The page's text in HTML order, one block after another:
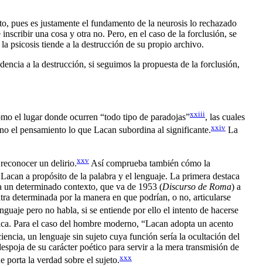
pues es justamente el fundamento de la neurosis lo rechazado
una cosa y otra no. Pero, en el caso de la forclusión, se
psicosis tiende a la destrucción de su propio archivo.
a la destrucción, si seguimos la propuesta de la forclusión,
el lugar donde ocurren “todo tipo de paradojas”xxiii, las cuales
el pensamiento lo que Lacan subordina al significante.xxiv La
un delirio.xxv Así comprueba también cómo la
a propósito de la palabra y el lenguaje. La primera destaca
un determinado contexto, que va de 1953 (Discurso de Roma) a
determinada por la manera en que podrían, o no, articularse
pero no habla, si se entiende por ello el intento de hacerse
Para el caso del hombre moderno, “Lacan adopta un acento
un lenguaje sin sujeto cuya función sería la ocultación del
de su carácter poético para servir a la mera transmisión de
porta la verdad sobre el sujeto.xxx